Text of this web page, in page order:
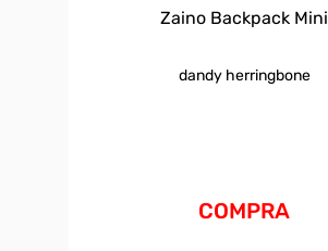
Zaino Backpack Mini
dandy herringbone
COMPRA